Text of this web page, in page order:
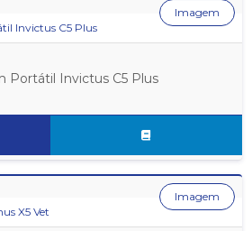
Portátil Invictus C5 Plus
Imagem
Imagem